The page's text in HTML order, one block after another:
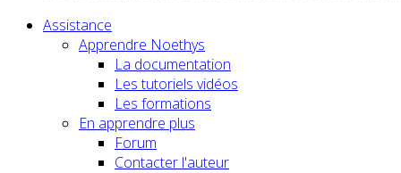
Assistance
Apprendre Noethys
La documentation
Les tutoriels vidéos
Les formations
En apprendre plus
Forum
Contacter l'auteur